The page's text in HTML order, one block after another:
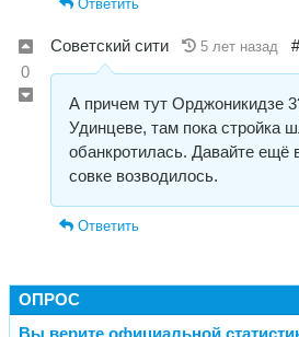
Ответить
0
Советский сити 5 лет назад
А причем тут Орджоникидзе
Удинцеве, там пока стройка
обанкротилась. Давайте ещё
совке возводилось.
Ответить
ОПРОС
Вы верите официальной